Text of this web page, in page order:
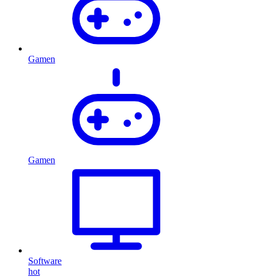
Gamen
Gamen
Software
hot